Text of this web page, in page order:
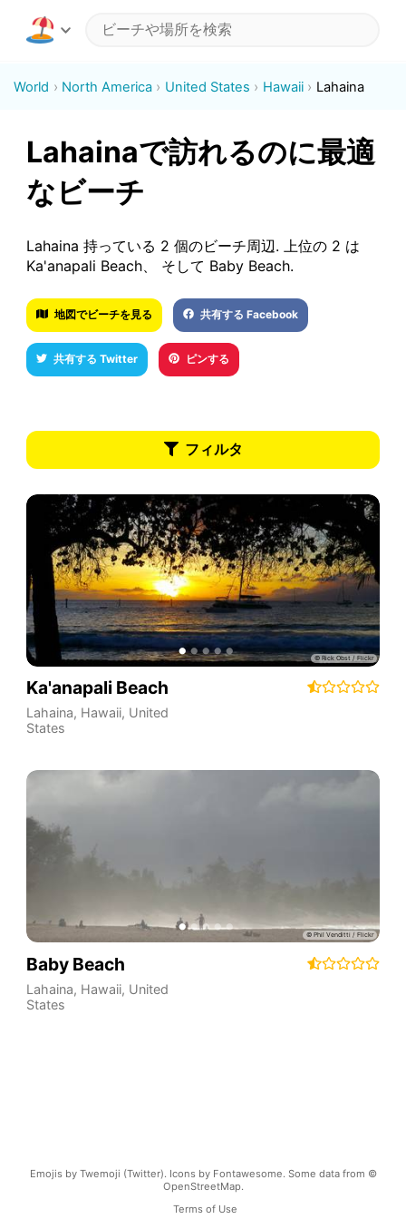
World North America United States Hawaii Lahaina
Lahainaで訪れるのに最適
なビーチ
Lahaina 持っている 2 個のビーチ周辺. 上位の 2 は
Ka'anapali Beach、 そして Baby Beach.
地図でビーチを見る 共有する Facebook
共有する Twitter ピンする
フィルタ
Ka'anapali Beach
Lahaina, Hawaii, United
States
Baby Beach
Lahaina, Hawaii, United
States
Emojis by Twemoji (Twitter). Icons by Fontawesome. Some data from ©
OpenStreetMap.
Terms of Use